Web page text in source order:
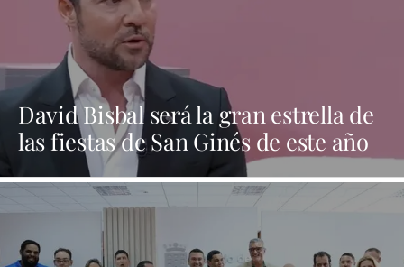
David Bisbal será la gran estrella de
las fiestas de San Ginés de este año